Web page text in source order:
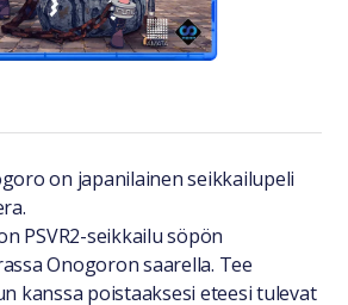
on japanilainen seikkailupeli
PSVR2-seikkailu söpön
Onogoron saarella. Tee
kanssa poistaaksesi eteesi tulevat